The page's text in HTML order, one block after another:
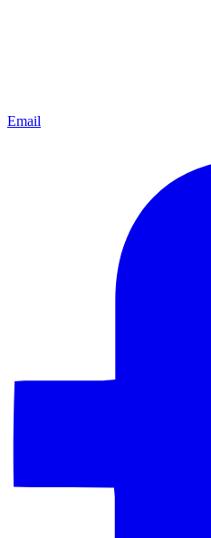
Email